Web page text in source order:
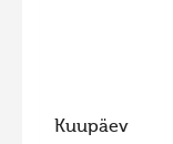
Liikuvad
Liikuvad
Kuupäev